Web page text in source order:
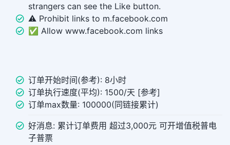
strangers can see the Like button.
⚠️ Prohibit links to m.facebook.com
✅ Allow www.facebook.com links
订单开始时间(参考): 8小时
订单执行速度(平均): 1500/天 [参考]
订单max数量: 100000(同链接累计)
好消息: 累计订单费用 超过3,000元 可开增值税普电
子普票